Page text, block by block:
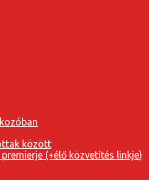
között
(+élő közvetítés linkje)